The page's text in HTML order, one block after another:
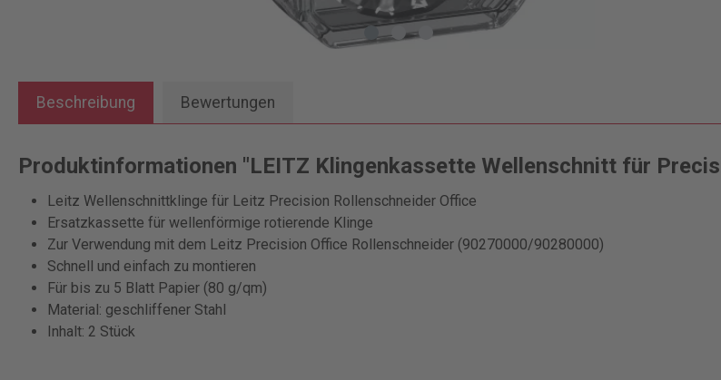
Beschreibung Bewertungen
Produktinformationen "LEITZ Klingenkassette Wellenschnitt für
Leitz Wellenschnittklinge für Leitz Precision Rollenschneider Office
Ersatzkassette für wellenförmige rotierende Klinge
Zur Verwendung mit dem Leitz Precision Office Rollenschneider (90270000/90280000)
Schnell und einfach zu montieren
Für bis zu 5 Blatt Papier (80 g/qm)
Material: geschliffener Stahl
Inhalt: 2 Stück